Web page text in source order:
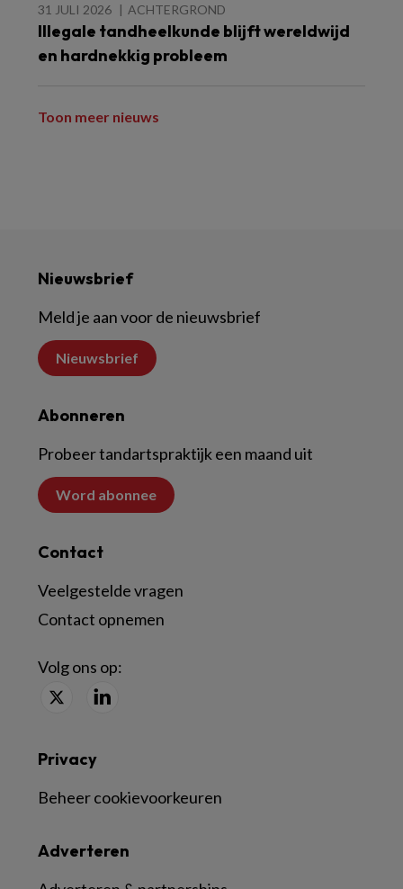
31 JULI 2026 ACHTERGROND
Illegale tandheelkunde blijft wereldwijd
en hardnekkig probleem
Toon meer nieuws
Nieuwsbrief
Meld je aan voor de nieuwsbrief
Nieuwsbrief
Abonneren
Probeer tandartspraktijk een maand uit
Word abonnee
Contact
Veelgestelde vragen
Contact opnemen
Volg ons op:
Adverteren
Privacy
Beheer cookievoorkeuren